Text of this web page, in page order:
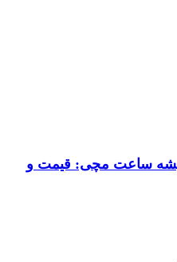
ساعت مچی: قیمت و